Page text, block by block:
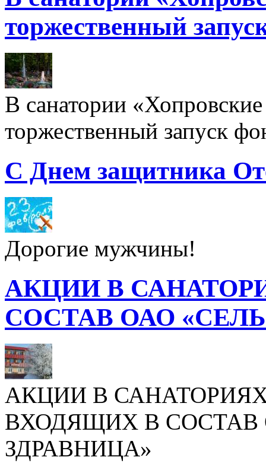
торжественный
В санатории «Хопровские
торжественный запуск
С Днем защитника
Дорогие мужчины!
АКЦИИ В
СОСТАВ ОАО
АКЦИИ В
ВХОДЯЩИХ В СОСТАВ
ЗДРАВНИЦА»